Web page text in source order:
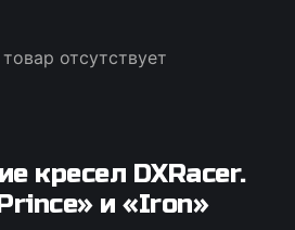
кресел DXRacer.
и «Iron»
отсутствует